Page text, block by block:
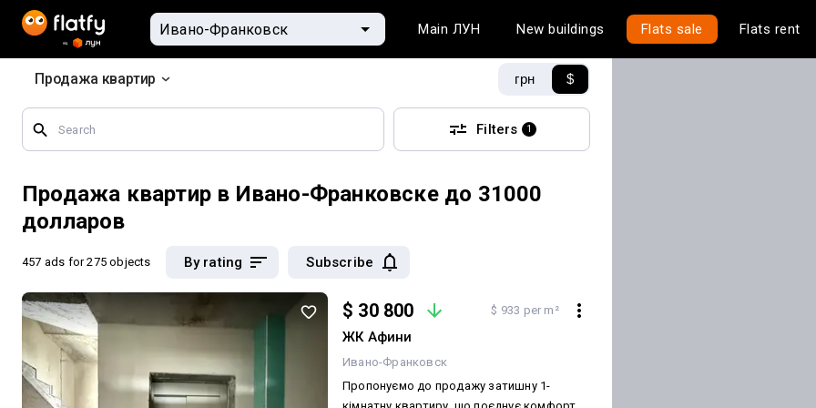
Main ЛУН New buildings Flats sale Flats rent
Продажа квартир грн $
Search
by
geographical
Filters 1
Продажа квартир в Ивано-Франковске до 31000
долларов
457 ads for 275 objects By rating Subscribe
$ 30 800 $ 933 per m²
ЖК Афини
Ивано-Франковск
Пропонуємо до продажу затишну 1-